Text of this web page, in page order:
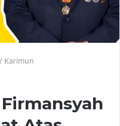
/ Karimun